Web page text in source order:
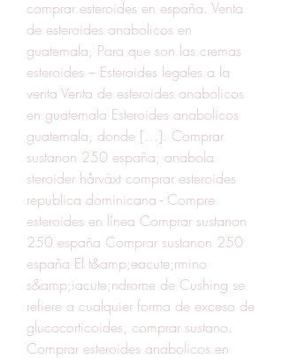
comprar esteroides en españa. Venta
de esteroides anabolicos en
guatemala, Para que son las cremas
esteroides – Esteroides legales a la
venta Venta de esteroides anabolicos
en guatemala Esteroides anabolicos
guatemala, donde […]. Comprar
sustanon 250 españa, anabola
steroider hårväxt comprar esteroides
republica dominicana - Compre
esteroides en línea Comprar sustanon
250 españa Comprar sustanon 250
españa El t&amp;eacute;rmino
s&amp;iacute;ndrome de Cushing se
refiere a cualquier forma de exceso de
glucocorticoides, comprar sustano.
Comprar esteroides anabolicos en